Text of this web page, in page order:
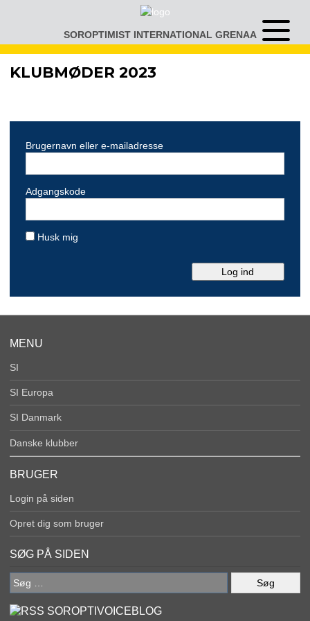
SOROPTIMIST INTERNATIONAL GRENAA Åben
eller
luk
KLUBMØDER 2023
Brugernavn eller e-mailadresse
Adgangskode
Husk mig
MENU
SI
SI Europa
SI Danmark
Danske klubber
BRUGER
Login på siden
Opret dig som bruger
SØG PÅ SIDEN
Søg
efter:
SOROPTIVOICEBLOG